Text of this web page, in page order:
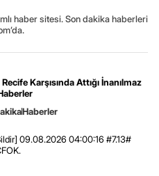
haber sitesi. Son dakika haberleri
Karşısında Attığı İnanılmaz
Haberler
09.08.2026 04:00:16 #7.13#